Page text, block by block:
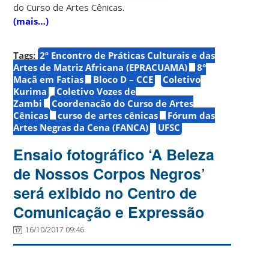
do Curso de Artes Cênicas.
(mais…)
Tags: 2º Encontro de Práticas Culturais e das
Artes de Matriz Africana (EPRACUAMA)
8°
Maçã em Fatias
Bloco D – CCE
Coletivo
Kurima
Coletivo Vozes de
Zambi
Coordenação do Curso de Artes
Cênicas
curso de artes cênicas
Fórum das
Artes Negras da Cena (FANCA)
UFSC
Ensaio fotográfico ‘A Beleza
de Nossos Corpos Negros’
será exibido no Centro de
Comunicação e Expressão
16/10/2017 09:46